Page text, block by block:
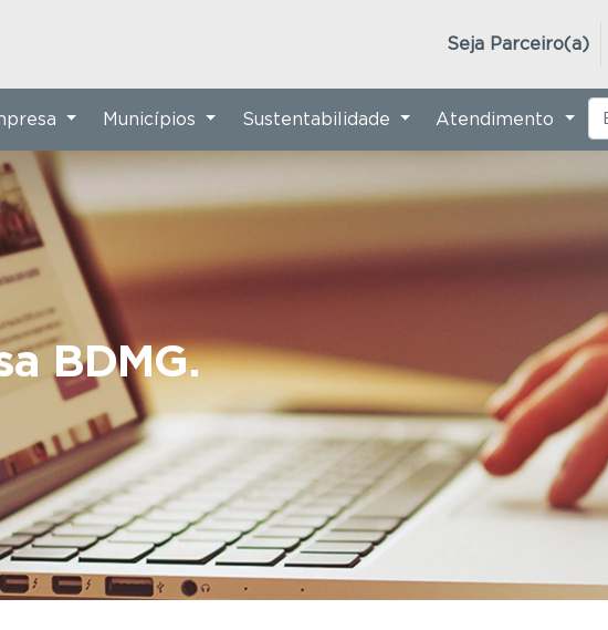
Seja Parceiro(a)
BDMG.
Municípios Sustentabilidade Atendimento